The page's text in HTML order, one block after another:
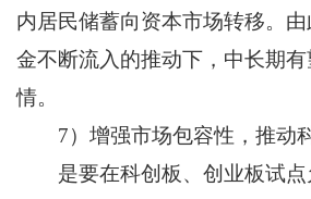
内居民储蓄向资本市场转移。
金不断流入的推动下，中长期
情。
7）增强市场包容性，推动
是要在科创板、创业板试点